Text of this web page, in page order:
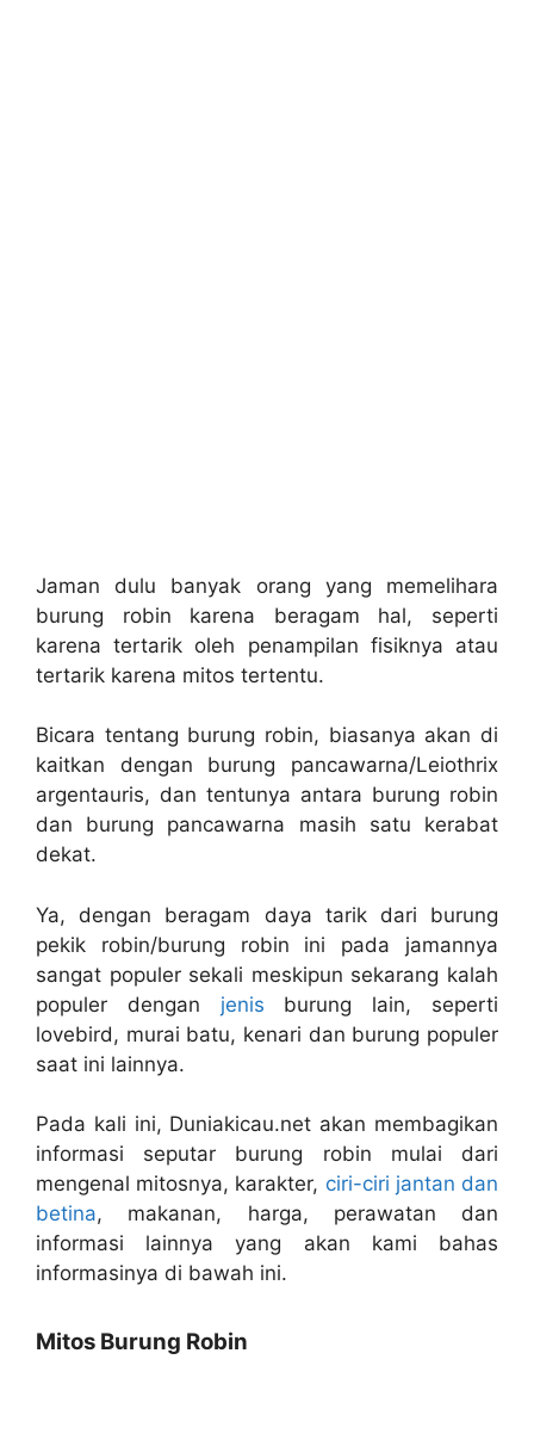
Jaman dulu banyak orang yang memelihara
burung robin karena beragam hal, seperti
karena tertarik oleh penampilan fisiknya atau
tertarik karena mitos tertentu.
Bicara tentang burung robin, biasanya akan di
kaitkan dengan burung pancawarna/Leiothrix
argentauris, dan tentunya antara burung robin
dan burung pancawarna masih satu kerabat
dekat.
Ya, dengan beragam daya tarik dari burung
pekik robin/burung robin ini pada jamannya
sangat populer sekali meskipun sekarang kalah
populer dengan jenis burung lain, seperti
lovebird, murai batu, kenari dan burung populer
saat ini lainnya.
Pada kali ini, Duniakicau.net akan membagikan
informasi seputar burung robin mulai dari
mengenal mitosnya, karakter, ciri-ciri jantan dan
betina, makanan, harga, perawatan dan
informasi lainnya yang akan kami bahas
informasinya di bawah ini.
Mitos Burung Robin